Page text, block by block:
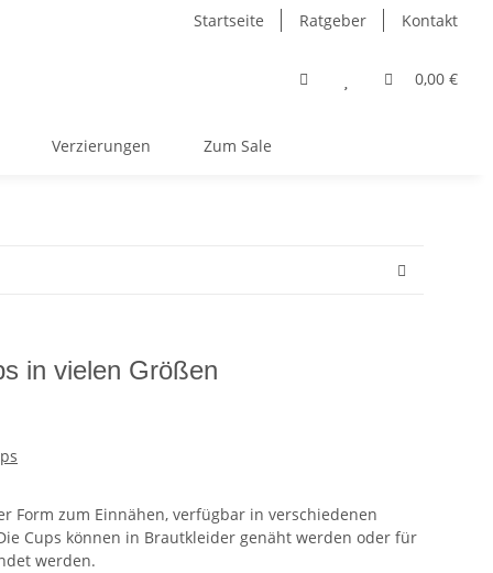
Startseite Ratgeber Kontakt
0,00 €
Verzierungen Zum Sale
in vielen Größen
Form zum Einnähen, verfügbar in verschiedenen
Cups können in Brautkleider genäht werden oder für
werden.